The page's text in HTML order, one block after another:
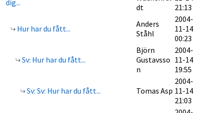
dig...
dt
21:13
Hur har du fått...
Anders
Ståhl
2004-
11-14
00:23
Sv: Hur har du fått...
Björn
Gustavsso
n
2004-
11-14
19:55
Sv: Sv: Hur har du fått... Tomas Asp
2004-
11-14
21:03